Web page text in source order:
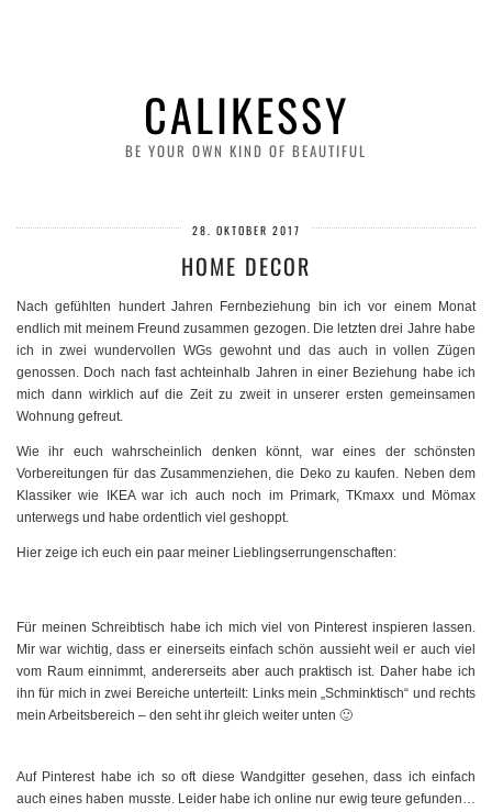
CALIKESSY
BE YOUR OWN KIND OF BEAUTIFUL
28. OKTOBER 2017
HOME DECOR
Nach gefühlten hundert Jahren Fernbeziehung bin ich vor einem Monat
endlich mit meinem Freund zusammen gezogen. Die letzten drei Jahre habe
ich in zwei wundervollen WGs gewohnt und das auch in vollen Zügen
genossen. Doch nach fast achteinhalb Jahren in einer Beziehung habe ich
mich dann wirklich auf die Zeit zu zweit in unserer ersten gemeinsamen
Wohnung gefreut.
Wie ihr euch wahrscheinlich denken könnt, war eines der schönsten
Vorbereitungen für das Zusammenziehen, die Deko zu kaufen. Neben dem
Klassiker wie IKEA war ich auch noch im Primark, TKmaxx und Mömax
unterwegs und habe ordentlich viel geshoppt.
Hier zeige ich euch ein paar meiner Lieblingserrungenschaften:
Für meinen Schreibtisch habe ich mich viel von Pinterest inspieren lassen.
Mir war wichtig, dass er einerseits einfach schön aussieht weil er auch viel
vom Raum einnimmt, andererseits aber auch praktisch ist. Daher habe ich
ihn für mich in zwei Bereiche unterteilt: Links mein „Schminktisch“ und rechts
mein Arbeitsbereich – den seht ihr gleich weiter unten 🙂
Auf Pinterest habe ich so oft diese Wandgitter gesehen, dass ich einfach
auch eines haben musste. Leider habe ich online nur ewig teure gefunden…